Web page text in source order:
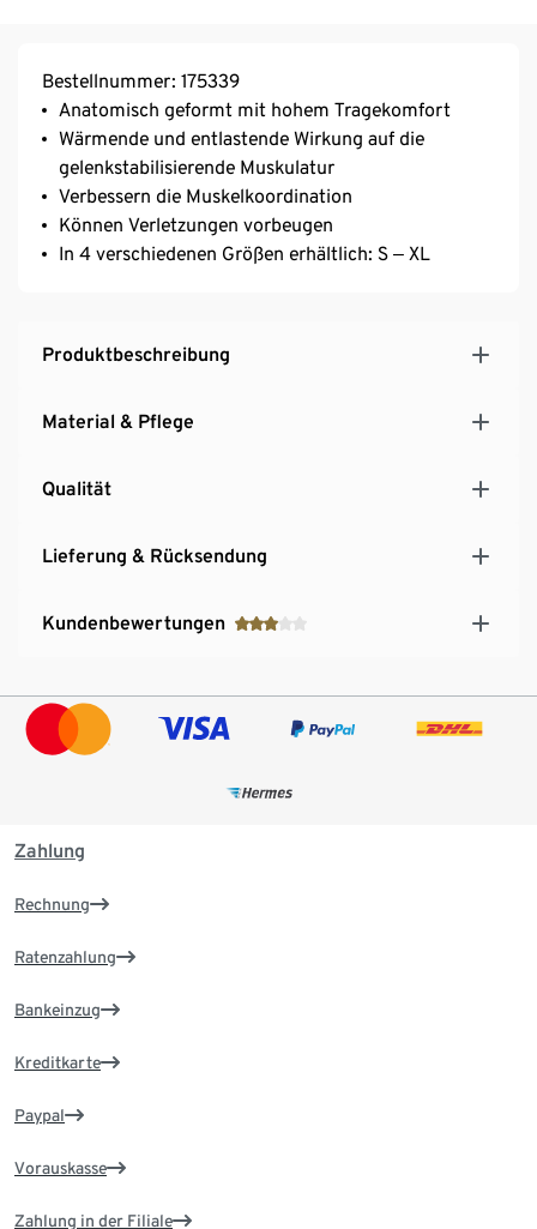
Bestellnummer: 175339
Anatomisch geformt mit hohem Tragekomfort
Wärmende und entlastende Wirkung auf die
gelenkstabilisierende Muskulatur
Verbessern die Muskelkoordination
Können Verletzungen vorbeugen
In 4 verschiedenen Größen erhältlich: S ‒ XL
Produktbeschreibung
Material & Pflege
Qualität
Lieferung & Rücksendung
Kundenbewertungen
Zahlung
Rechnung
Ratenzahlung
Bankeinzug
Kreditkarte
Paypal
Vorauskasse
Zahlung in der Filiale